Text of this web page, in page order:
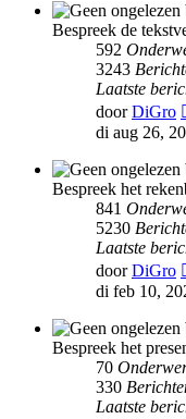
Bespreek de
592
3243
Laatste
doorDiGro
di aug 26,
Bespreek het
841
5230
Laatste
doorDiGro
di feb 10,
Bespreek het
70
330
Laatste